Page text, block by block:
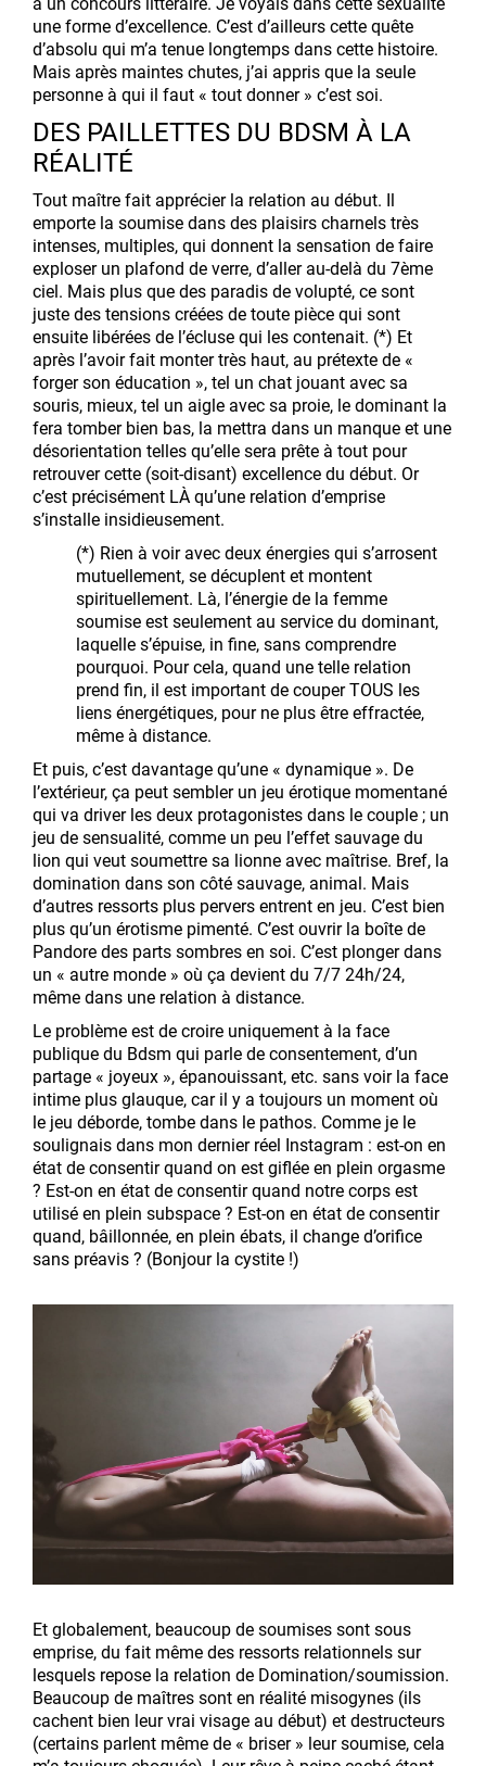
une forme d’excellence. C’est d’ailleurs cette quête
d’absolu qui m’a tenue longtemps dans cette histoire.
Mais après maintes chutes, j’ai appris que la seule
personne à qui il faut « tout donner » c’est soi.
DES PAILLETTES DU BDSM À LA
RÉALITÉ
Tout maître fait apprécier la relation au début. Il
emporte la soumise dans des plaisirs charnels très
intenses, multiples, qui donnent la sensation de faire
exploser un plafond de verre, d’aller au-delà du 7ème
ciel. Mais plus que des paradis de volupté, ce sont
juste des tensions créées de toute pièce qui sont
ensuite libérées de l’écluse qui les contenait. (*) Et
après l’avoir fait monter très haut, au prétexte de «
forger son éducation », tel un chat jouant avec sa
souris, mieux, tel un aigle avec sa proie, le dominant la
fera tomber bien bas, la mettra dans un manque et une
désorientation telles qu’elle sera prête à tout pour
retrouver cette (soit-disant) excellence du début. Or
c’est précisément LÀ qu’une relation d’emprise
s’installe insidieusement.
(*) Rien à voir avec deux énergies qui s’arrosent
mutuellement, se décuplent et montent
spirituellement. Là, l’énergie de la femme
soumise est seulement au service du dominant,
laquelle s’épuise, in fine, sans comprendre
pourquoi. Pour cela, quand une telle relation
prend fin, il est important de couper TOUS les
liens énergétiques, pour ne plus être effractée,
même à distance.
Et puis, c’est davantage qu’une « dynamique ». De
l’extérieur, ça peut sembler un jeu érotique momentané
qui va driver les deux protagonistes dans le couple ; un
jeu de sensualité, comme un peu l’effet sauvage du
lion qui veut soumettre sa lionne avec maîtrise. Bref, la
domination dans son côté sauvage, animal. Mais
d’autres ressorts plus pervers entrent en jeu. C’est bien
plus qu’un érotisme pimenté. C’est ouvrir la boîte de
Pandore des parts sombres en soi. C’est plonger dans
un « autre monde » où ça devient du 7/7 24h/24,
même dans une relation à distance.
Le problème est de croire uniquement à la face
publique du Bdsm qui parle de consentement, d’un
partage « joyeux », épanouissant, etc. sans voir la face
intime plus glauque, car il y a toujours un moment où
le jeu déborde, tombe dans le pathos. Comme je le
soulignais dans mon dernier réel Instagram : est-on en
état de consentir quand on est giflée en plein orgasme
? Est-on en état de consentir quand notre corps est
utilisé en plein subspace ? Est-on en état de consentir
quand, bâillonnée, en plein ébats, il change d’orifice
sans préavis ? (Bonjour la cystite !)
Et globalement, beaucoup de soumises sont sous
emprise, du fait même des ressorts relationnels sur
lesquels repose la relation de Domination/soumission.
Beaucoup de maîtres sont en réalité misogynes (ils
cachent bien leur vrai visage au début) et destructeurs
(certains parlent même de « briser » leur soumise, cela